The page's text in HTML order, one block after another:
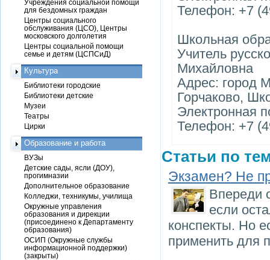
Телефон: +7
Школьная
Учитель
Михайловна
Адрес: город
Горчаково,
Электронная
Телефон: +7
Статьи по
Экзамен? Не
Впереди
если
конспекты. Но
применить для
Учреждения социальной помощи
для бездомных граждан
Центры социального
обслуживания (ЦСО), Центры
московского долголетия
Центры социальной помощи
семье и детям (ЦСПСиД)
Культура
Библиотеки городские
Библиотеки детские
Музеи
Театры
Цирки
Образование и работа
ВУЗы
Детские сады, ясли (ДОУ),
прогимназии
Дополнительное образование
Колледжи, техникумы, училища
Окружные управления
образования и дирекции
(присоединено к Департаменту
образования)
ОСИП (Окружные службы
информационной поддержки)
(закрыты)